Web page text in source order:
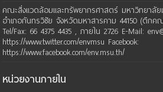
คณะสิ่งแวดล้อมและทรัพยากรศาสตร์ มหาวิทยาลัย
อำเภอกันทรวิชัย จังหวัดมหาสารคาม 44150 (ตึก
Tel/Fax: 66 4375 4435 , ภายใน 2726 E-Mail:
https://www.twitter.com/envmsu Facebook:
https://www.facebook.com/env.msu.th/
หน่วยงานภายใน